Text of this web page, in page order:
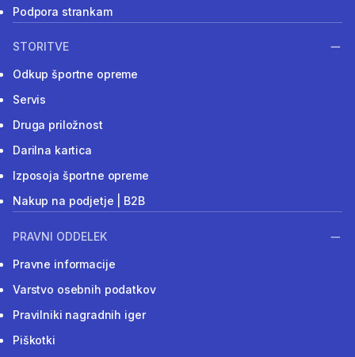
Podpora strankam
STORITVE
Odkup športne opreme
Servis
Druga priložnost
Darilna kartica
Izposoja športne opreme
Nakup na podjetje | B2B
PRAVNI ODDELEK
Pravne informacije
Varstvo osebnih podatkov
Pravilniki nagradnih iger
Piškotki